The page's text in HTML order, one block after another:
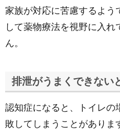
家族が対応に苦慮するよう
して薬物療法を視野に入
ん。
排泄がうまくできない
認知症になると、トイレの
敗してしまうことがありま